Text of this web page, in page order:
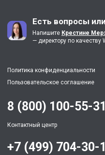
Есть вопросы
Напишите Крестине
— директору по качеству
Политика конфиденциальности
Пользовательское соглашение
8 (800) 100-55-31
Контактный центр
+7 (499) 704-30-